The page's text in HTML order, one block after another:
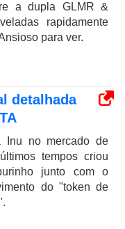
a dupla GLMR &
rapidamente
para ver.
detalhada
Inu no mercado de
tempos criou
junto com o
do "token de